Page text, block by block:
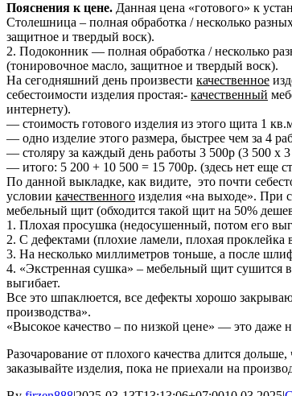
Пояснения к цене. Данная цена «готового» к
Столешница – полная обработка / несколько
защитное и твердый воск).
2. Подоконник — полная обработка / несколько
(тонировочное масло, защитное и твердый воск).
На сегодняшний день произвести качественное
себестоимости изделия простая:- качественный
интернету).
— стоимость готового изделия из этого щита 1
— одно изделие этого размера, быстрее чем за 4
— столяру за каждый день работы 3 500р (3 500 х
— итого: 5 200 + 10 500 = 15 700р. (здесь нет еще
По данной выкладке, как видите, это почти
условии качественного изделия «на выходе». При
мебельный щит (обходится такой щит на 50%
1. Плохая просушка (недосушенный, потом его
2. С дефектами (плохие ламели, плохая
3. На несколько миллиметров тоньше, а после
4. «Экстренная сушка» – мебельный щит сушится
выгибает.
Все это шпаклюется, все дефекты хорошо
производства».
«Высокое качество – по низкой цене» — это
Разочарование от плохого качества длится
заказывайте изделия, пока не приехали на